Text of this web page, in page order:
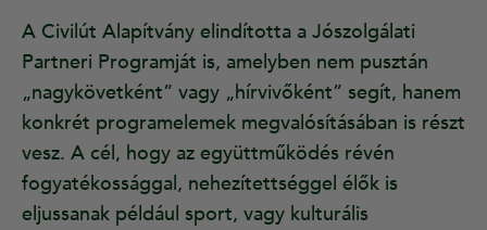
A Civilút Alapítvány elindította a Jószolgálati
Partneri Programját is, amelyben nem pusztán
„nagykövetként” vagy „hírvivőként” segít, hanem
konkrét programelemek megvalósításában is részt
vesz. A cél, hogy az együttműködés révén
fogyatékossággal, nehezítettséggel élők is
eljussanak például sport, vagy kulturális